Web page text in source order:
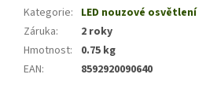
Kategorie: LED nouzové osvětlení
Záruka:
2 roky
Hmotnost:
0.75 kg
EAN: 8592920090640